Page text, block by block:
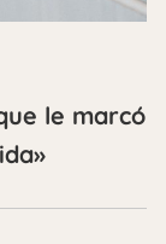
le marcó